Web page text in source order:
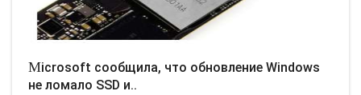
Microsoft сообщила, что обновление Windows
не ломало SSD и..